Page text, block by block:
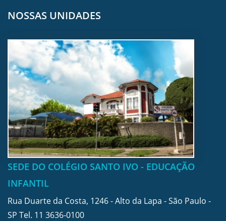
NOSSAS UNIDADES
SEDE DO COLÉGIO SANTO IVO - EDUCAÇÃO
INFANTIL
Rua Duarte da Costa, 1246 - Alto da Lapa - São Paulo -
SP Tel. 11 3636-0100